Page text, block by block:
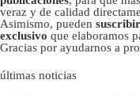
veraz y de calidad
Asimismo, pueden
exclusivo que elaboramos
Gracias por ayudarnos a
últimas noticias